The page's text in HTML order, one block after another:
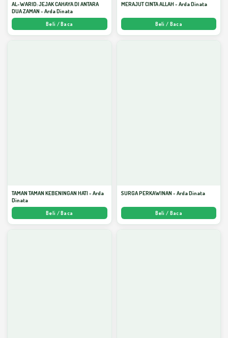
AL-WARID: JEJAK CAHAYA DI ANTARA
DUA ZAMAN - Arda Dinata
Beli / Baca
MERAJUT CINTA ALLAH - Arda Dinata
Beli / Baca
TAMAN TAMAN KEBENINGAN HATI - Arda
Dinata
Beli / Baca
SURGA PERKAWINAN - Arda Dinata
Beli / Baca